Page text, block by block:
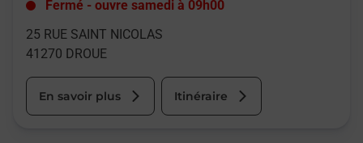
Fermé - ouvre samedi à 09h00
25 RUE SAINT NICOLAS
41270 DROUE
En savoir plus Itinéraire